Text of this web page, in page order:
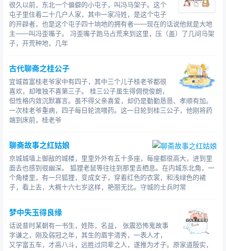
予我河南滑县李墥一地的土地神。上就要去赴任了，今晚
就来和你告别。”
于是，许翁就叫仆役摆上酒菜果品，各自心里都有一种悲
伤的滋味。
料理一方土地了。想我还是碌碌无为，也不知道前途荣枯
之事，将来真不知道落得个什么下场。”说完，不觉唏嘘感
叹。
许翁也悲伤地感叹道：“我看你没有福相，即使是微小的功
名也难以取得。功名富贵都是不能强求的事。这里离滑县
你可以到那里去游玩，我不会让你空手而回。”
张文翰答应了他。
村里的公鸡打鸣了，两人握手洒泪告别。
以后，又是张文翰一个人在庙里，一夜都没有什么声响，
感到百无聊奈，到了期限，也辞去了教书的工作，回家去
第二年，张文翰按照许翁说的，带着一些干粮就前去了，
没几天就到了滑县。来到一个村里，在村子前面有一个人
见了他，拦住他问道：“先生是我们土地神的朋友张文翰
吗？”
很久以前，东北一个偏僻的小屯子，叫冯马架子。这个
屯子里住着二十几户人家，其中一家冯姓，是这个屯子
的开辟者，也是这个屯子四十垧地的拥有者――现在的话说他就是大地
主――叫冯歪嘴子。 冯歪嘴子跑马占荒来到这里，压（盖）了几间马架
子，开荒种地，几年
古代聊斋之桂公子
宜城首富桂老爷家中有四子，其中三个儿子桂老爷都很
喜欢，却唯独不喜第三子。 桂三公子虽生得倜傥俊朗，
但性格内敛沉默寡言。虽不得父亲喜爱，却仍是勤勤恳恳、孝顺有加。
一次桂老爷重病，四子每日轮流喂药。这一日轮到桂三公子，他刚将药
端到床前，桂老爷
聊斋故事之红姑娘
京城城墙上御敌的城楼，里里外外有五十多座，每座都很高大，进到里
面去也感到很幽深。 狐狸老鼠等往往到那里去栖息。在内城东北角，一
个角楼里，有一只狐狸，变成女子，穿着红色的衣裳，和浅绿色的裙
子，看上去，大概十六七岁这样，艳丽无比。守城的士兵时常
梦中失玉得良缘
话说昔时某朝有一书生，姓陈，名益， 张震恐怖鬼故事
字谦之，刚及弱冠之年，其生的眉宇清秀，一表人才，
又学富五车，才高八斗，远胜过同辈之人，遂推为才子。原家道殷实，